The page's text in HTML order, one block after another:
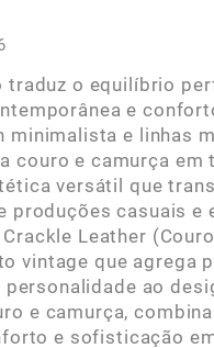
traduz o equilíbrio
e
minimalista e linhas
couro e camurça em
versátil que
produções casuais e
Leather
vintage que agrega
ao
e camurça,
e sofisticação